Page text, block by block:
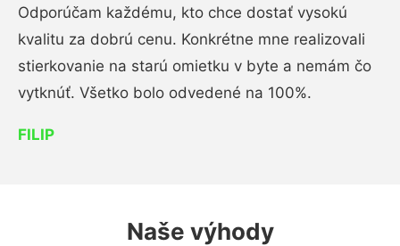
Odporúčam každému, kto chce dostať vysokú
kvalitu za dobrú cenu. Konkrétne mne realizovali
stierkovanie na starú omietku v byte a nemám čo
vytknúť. Všetko bolo odvedené na 100%.
FILIP
Naše výhody